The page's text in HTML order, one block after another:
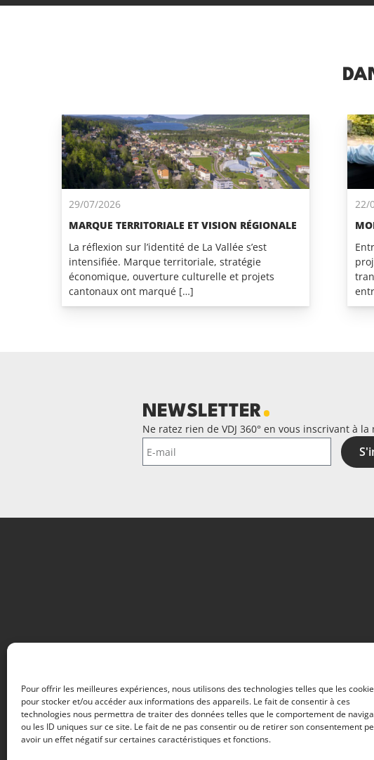
Pour offrir les meilleures expériences, nous utilisons des technologies telles que les
pour stocker et/ou accéder aux informations des appareils. Le fait de consentir à ces
technologies nous permettra de traiter des données telles que le comportement de
ou les ID uniques sur ce site. Le fait de ne pas consentir ou de retirer son consentement
avoir un effet négatif sur certaines caractéristiques et fonctions.
29/07/2026
MARQUE TERRITORIALE ET VISION RÉGIONALE
La réflexion sur l’identité de La Vallée s’est
intensifiée. Marque territoriale, stratégie
économique, ouverture culturelle et projets
cantonaux ont marqué […]
22/
NEWSLETTER
Ne ratez rien de VDJ 360° en vous inscrivant à